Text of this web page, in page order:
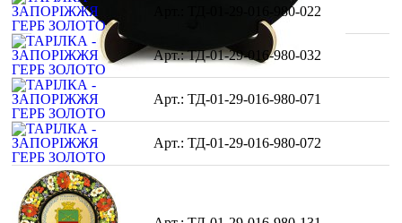
ТД-01-29-016-980-022
ТД-01-29-016-980-032
ТД-01-29-016-980-071
ТД-01-29-016-980-072